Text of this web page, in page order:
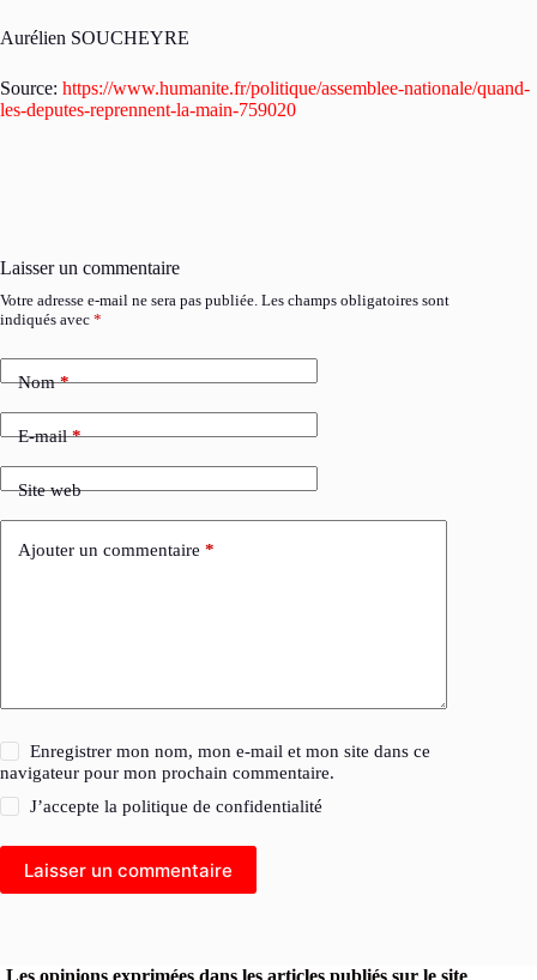
Aurélien SOUCHEYRE
Source: https://www.humanite.fr/politique/assemblee-nationale/quand-
les-deputes-reprennent-la-main-759020
Laisser un commentaire
Votre adresse e-mail ne sera pas publiée. Les champs obligatoires sont
indiqués avec *
Nom*
E-mail*
Site web
Ajouter un commentaire *
Enregistrer mon nom, mon e-mail et mon site dans ce
navigateur pour mon prochain commentaire.
J’accepte lapolitique de confidentialité
Laisser un commentaire